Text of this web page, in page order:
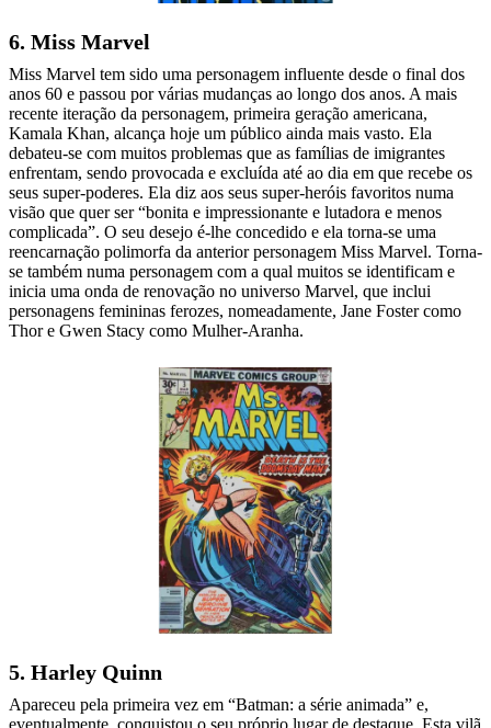
6. Miss Marvel
Miss Marvel tem sido uma personagem influente desde o final dos
anos 60 e passou por várias mudanças ao longo dos anos. A mais
recente iteração da personagem, primeira geração americana,
Kamala Khan, alcança hoje um público ainda mais vasto. Ela
debateu-se com muitos problemas que as famílias de imigrantes
enfrentam, sendo provocada e excluída até ao dia em que recebe os
seus super-poderes. Ela diz aos seus super-heróis favoritos numa
visão que quer ser “bonita e impressionante e lutadora e menos
complicada”. O seu desejo é-lhe concedido e ela torna-se uma
reencarnação polimorfa da anterior personagem Miss Marvel. Torna-
se também numa personagem com a qual muitos se identificam e
inicia uma onda de renovação no universo Marvel, que inclui
personagens femininas ferozes, nomeadamente, Jane Foster como
Thor e Gwen Stacy como Mulher-Aranha.
5. Harley Quinn
Apareceu pela primeira vez em “Batman: a série animada” e,